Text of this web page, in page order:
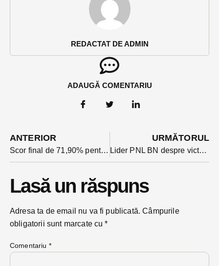
REDACTAT DE ADMIN
ADAUGĂ COMENTARIU
ANTERIOR
Scor final de 71,90% pentru Klaus Iohannis în Bistrița-Năsăud. Unde s-au dus voturile din primul tur
URMĂTORUL
Lider PNL BN despre victoria la scor din turul 2: ” Nu cred că trebuie să ne culcăm pe o ureche. Vin localele și trebuie să fim pregătiți”
Lasă un răspuns
Adresa ta de email nu va fi publicată. Câmpurile
obligatorii sunt marcate cu*
Comentariu *